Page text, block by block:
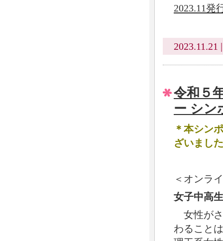
2023.11発
2023.11.21
令和５
ー シン
＊本シン
ざいまし
＜オンラ
女子中高
女性がさ
わること